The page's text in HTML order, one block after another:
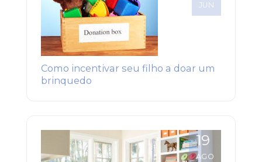
JUN
Como incentivar seu filho a doar um
brinquedo
19
AGO